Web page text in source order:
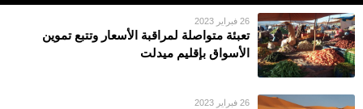
26 فبراير 2023
تعبئة متواصلة لمراقبة الأسعار وتتبع تموين
الأسواق بإقليم ميدلت
26 فبراير 2023